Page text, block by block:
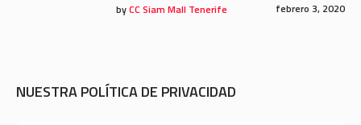
febrero 3, 2020
byCC Siam Mall Tenerife
NUESTRA POLÍTICA DE PRIVACIDAD